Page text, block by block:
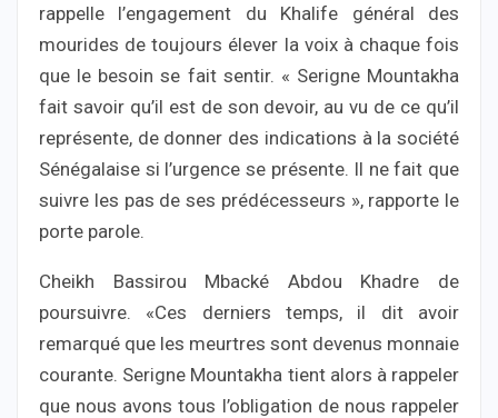
rappelle l’engagement du Khalife général des
mourides de toujours élever la voix à chaque fois
que le besoin se fait sentir. « Serigne Mountakha
fait savoir qu’il est de son devoir, au vu de ce qu’il
représente, de donner des indications à la société
Sénégalaise si l’urgence se présente. Il ne fait que
suivre les pas de ses prédécesseurs », rapporte le
porte parole.
Cheikh Bassirou Mbacké Abdou Khadre de
poursuivre. «Ces derniers temps, il dit avoir
remarqué que les meurtres sont devenus monnaie
courante. Serigne Mountakha tient alors à rappeler
que nous avons tous l’obligation de nous rappeler